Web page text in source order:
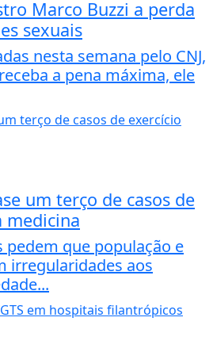
Marco Buzzi a perda
sexuais
nesta semana pelo CNJ,
a pena máxima, ele
um terço de casos de
medicina
que população e
irregularidades aos